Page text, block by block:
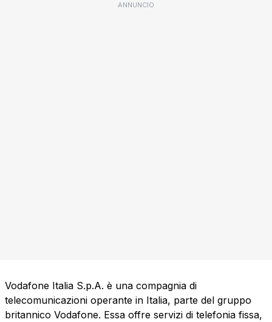
ANNUNCIO
Vodafone Italia S.p.A. è una compagnia di
telecomunicazioni operante in Italia, parte del gruppo
britannico Vodafone. Essa offre servizi di telefonia fissa,